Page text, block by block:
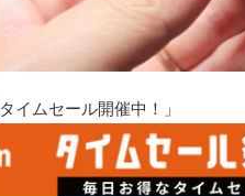
タイムセール開催中！」